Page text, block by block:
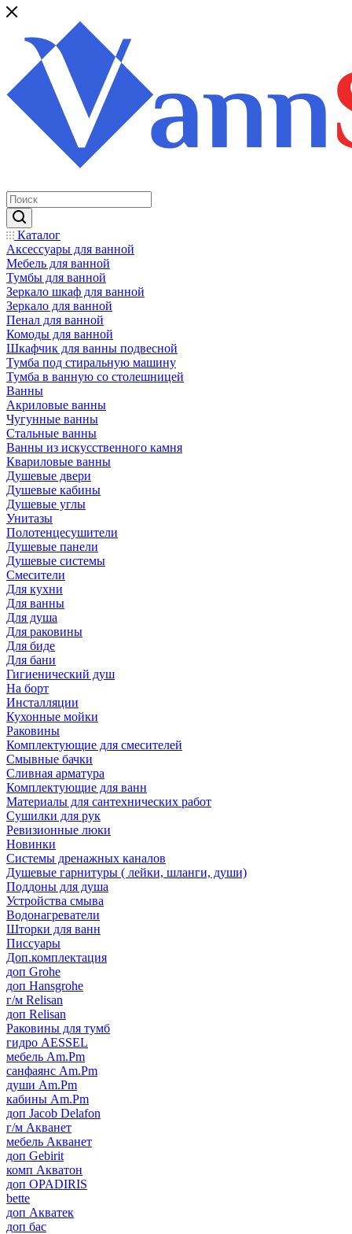
Каталог
Аксессуары для ванной
Мебель для ванной
Тумбы для ванной
Зеркало шкаф для ванной
Зеркало для ванной
Пенал для ванной
Комоды для ванной
Шкафчик для ванны подвесной
Тумба под стиральную машину
Тумба в ванную со столешницей
Ванны
Акриловые ванны
Чугунные ванны
Стальные ванны
Ванны из искусственного камня
Квариловые ванны
Душевые двери
Душевые кабины
Душевые углы
Унитазы
Полотенцесушители
Душевые панели
Душевые системы
Смесители
Для кухни
Для ванны
Для душа
Для раковины
Для биде
Для бани
Гигиенический душ
На борт
Инсталляции
Кухонные мойки
Раковины
Комплектующие для смесителей
Смывные бачки
Сливная арматура
Комплектующие для ванн
Материалы для сантехнических работ
Сушилки для рук
Ревизионные люки
Новинки
Системы дренажных каналов
Душевые гарнитуры ( лейки, шланги, души)
Поддоны для душа
Устройства смыва
Водонагреватели
Шторки для ванн
Писсуары
Доп.комплектация
доп Grohe
доп Hansgrohe
г/м Relisan
доп Relisan
Раковины для тумб
гидро AESSEL
мебель Am.Pm
санфаянс Am.Pm
души Am.Pm
кабины Am.Pm
доп Jacob Delafon
г/м Акванет
мебель Акванет
доп Gebirit
комп Акватон
доп OPADIRIS
bette
доп Акватек
доп бас